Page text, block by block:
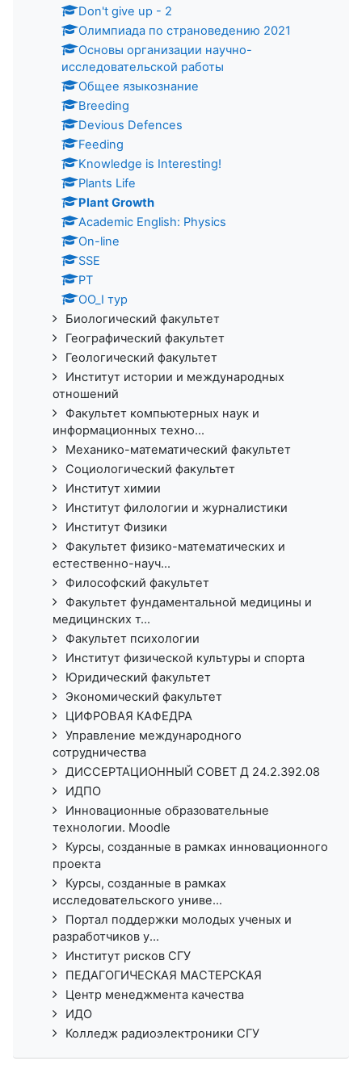
Don't give up - 2
Олимпиада по страноведению 2021
Основы организации научно-
исследовательской работы
Общее языкознание
Breeding
Devious Defences
Feeding
Knowledge is Interesting!
Plants Life
Plant Growth
Academic English: Physics
On-line
SSE
PT
ОО_I тур
Биологический факультет
Географический факультет
Геологический факультет
Институт истории и международных
отношений
Факультет компьютерных наук и
информационных техно...
Механико-математический факультет
Социологический факультет
Институт химии
Институт филологии и журналистики
Институт Физики
Факультет физико-математических и
естественно-науч...
Философский факультет
Факультет фундаментальной медицины и
медицинских т...
Факультет психологии
Институт физической культуры и спорта
Юридический факультет
Экономический факультет
ЦИФРОВАЯ КАФЕДРА
Управление международного
сотрудничества
ДИССЕРТАЦИОННЫЙ СОВЕТ Д 24.2.392.08
ИДПО
Инновационные образовательные
технологии. Moodle
Курсы, созданные в рамках инновационного
проекта
Курсы, созданные в рамках
исследовательского униве...
Портал поддержки молодых ученых и
разработчиков у...
Институт рисков СГУ
ПЕДАГОГИЧЕСКАЯ МАСТЕРСКАЯ
Центр менеджмента качества
ИДО
Колледж радиоэлектроники СГУ